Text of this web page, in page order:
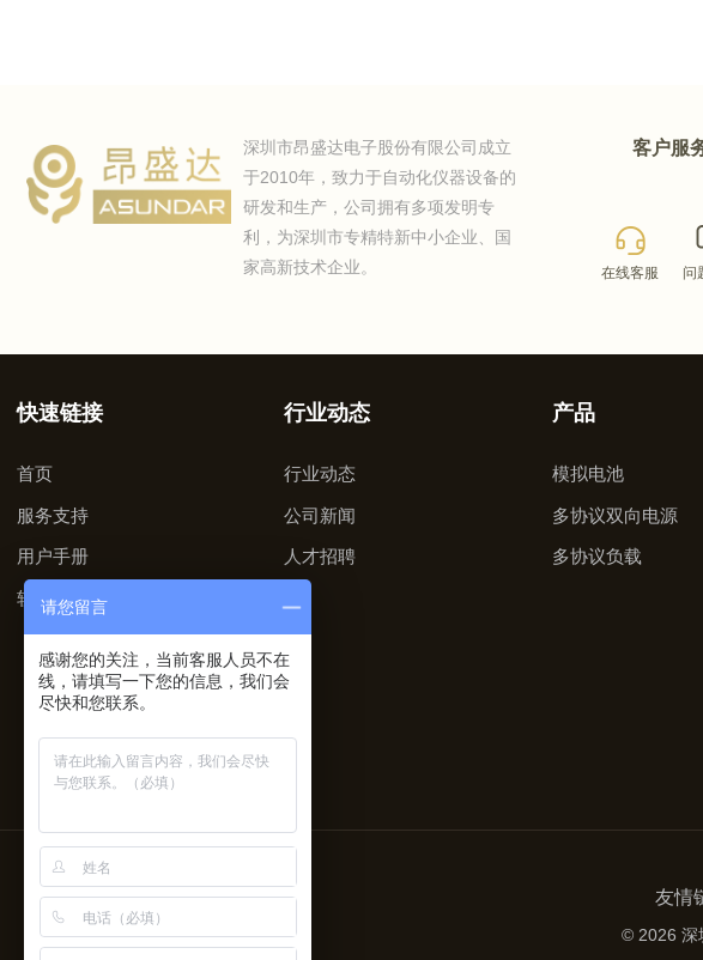
深圳市昂盛达电子股份有限公司成立
于2010年，致力于自动化仪器设备的
研发和生产，公司拥有多项发明专
利，为深圳市专精特新中小企业、国
家高新技术企业。
客户服
在线客服 问
快速链接
首页
服务支持
用户手册
软件下载
行业动态
行业动态
公司新闻
人才招聘
产品
模拟电池
多协议双向电源
多协议负载
友情
© 2026 深
请您留言
感谢您的关注，当前客服人员不在
线，请填写一下您的信息，我们会
尽快和您联系。